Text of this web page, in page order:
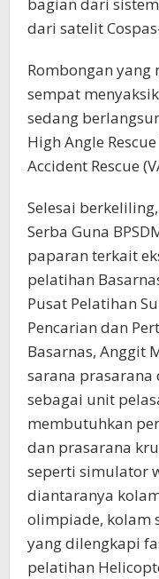
dari satelit
Rombongan
sempat
sedang
High Angle
Accident Rescue
Selesai
Serba Guna
paparan terkait
pelatihan
Pusat Pelatihan
Pencarian dan
Basarnas, Anggit
sarana prasarana
sebagai unit
membutuhkan
dan prasarana
seperti simulator
diantaranya
olimpiade, kolam
yang dilengkapi
pelatihan